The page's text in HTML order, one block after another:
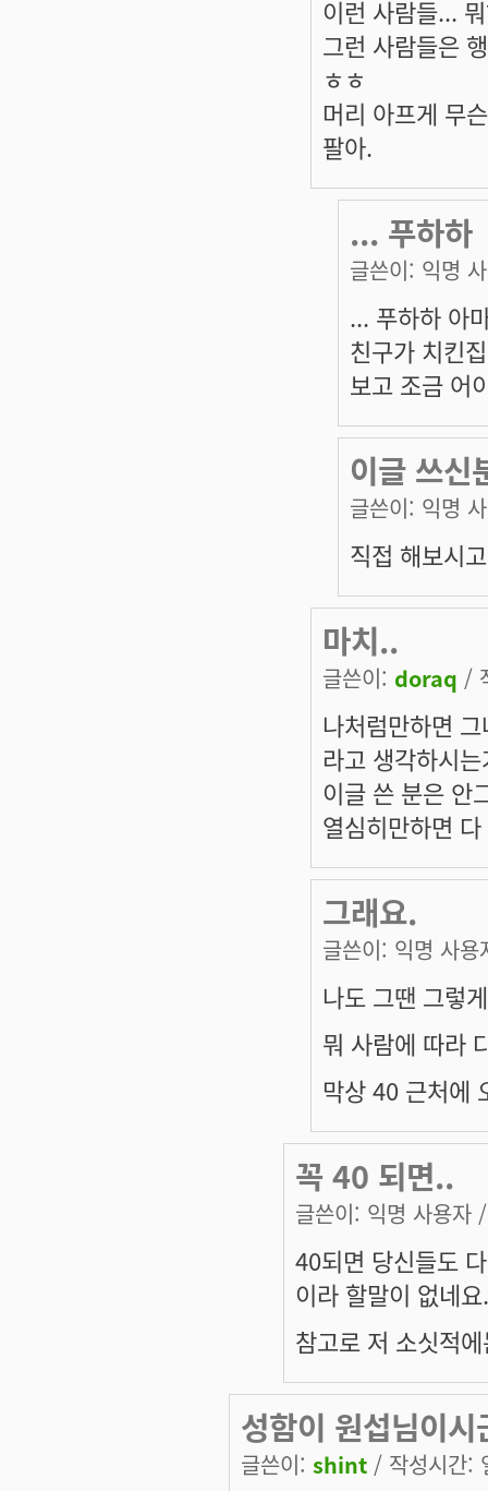
이런 사람들...
그런 사람들은
ㅎㅎ
머리 아프게 무
팔아.
... 푸하하
글쓴이: 익명
... 푸하하 아
친구가 치킨
보고 조금 어
이글 쓰신
글쓴이: 익명
직접 해보시
마치..
글쓴이: doraq /
나처럼만하면
라고 생각하시
이글 쓴 분은 안
열심히만하면
그래요.
글쓴이: 익명 사용
나도 그땐 그렇
뭐 사람에 따라
막상 40 근처에
꼭 40 되면..
글쓴이: 익명 사용자
40되면 당신들도
이라 할말이 없네요.
참고로 저 소싯적
성함이 원섭님이시
글쓴이: shint / 작성시간: